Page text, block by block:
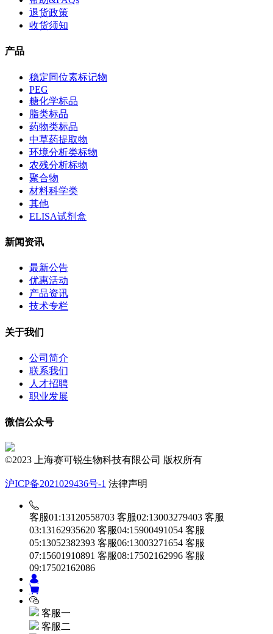
退货政策
收货须知
产品
稳定同位素标记物
PEG
糖化学标品
脂类标品
药物类标品
中草药提取物
环境分析类标物
农残分析标物
聚合物
材料科学类
其他
ELISA试剂盒
新闻资讯
最新公告
优惠活动
产品资讯
技术专栏
关于我们
公司简介
联系我们
人才招聘
职业发展
微信公众号
©2023 上海赛可锐生物科技有限公司 版权所有
沪ICP备2021029436号-1 法律声明
客服01:13120558703 客服02:13003279403 客服
03:13162935620 客服04:15900491054 客服
05:13052382393 客服06:13003271654 客服
07:15601910891 客服08:17502162996 客服
09:17502162086
客服一
客服二